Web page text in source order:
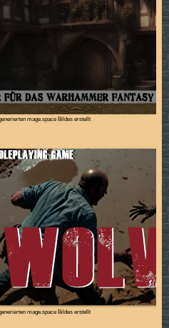
mage.space Bildes erstellt
mage.space Bildes erstellt